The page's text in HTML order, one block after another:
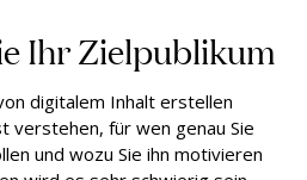
Ihr Zielpublikum
digitalem Inhalt erstellen
verstehen, für wen genau Sie
und wozu Sie ihn motivieren